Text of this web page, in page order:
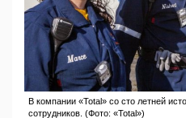
В компании «Total» со сто летней
сотрудников. (Фото: «Total»)